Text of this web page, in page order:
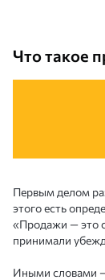
Что такое
Первым делом
этого есть
«Продажи — это
принимали
Иными словами